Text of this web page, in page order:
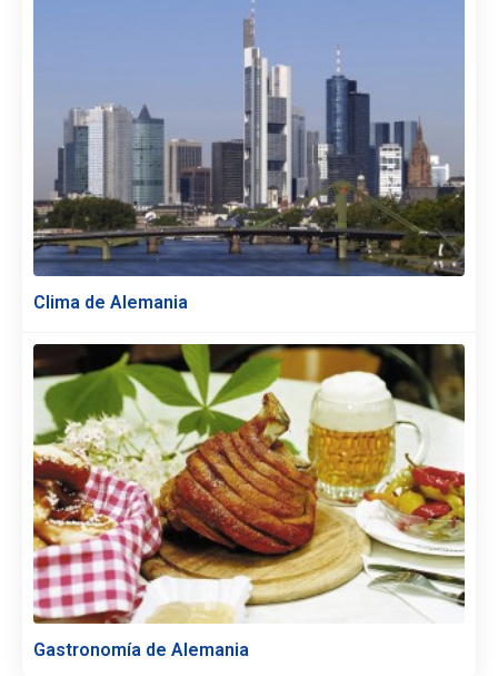
Clima de Alemania
Gastronomía de Alemania